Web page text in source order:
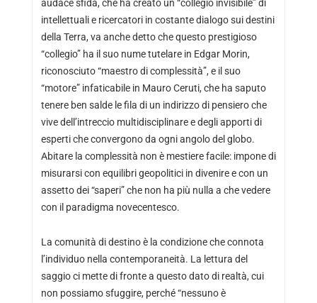
audace sfida, che ha creato un “collegio invisibile” di
intellettuali e ricercatori in costante dialogo sui destini
della Terra, va anche detto che questo prestigioso
“collegio” ha il suo nume tutelare in Edgar Morin,
riconosciuto “maestro di complessità”, e il suo
“motore” infaticabile in Mauro Ceruti, che ha saputo
tenere ben salde le fila di un indirizzo di pensiero che
vive dell’intreccio multidisciplinare e degli apporti di
esperti che convergono da ogni angolo del globo.
Abitare la complessità non è mestiere facile: impone di
misurarsi con equilibri geopolitici in divenire e con un
assetto dei “saperi” che non ha più nulla a che vedere
con il paradigma novecentesco.
La comunità di destino è la condizione che connota
l’individuo nella contemporaneità. La lettura del
saggio ci mette di fronte a questo dato di realtà, cui
non possiamo sfuggire, perché “nessuno è